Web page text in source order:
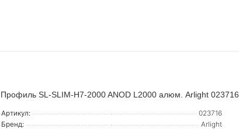
Профиль SL-SLIM-H7-2000 ANOD L2000 алюм. Arlight 023716
Артикул:
023716
Бренд:
Arlight